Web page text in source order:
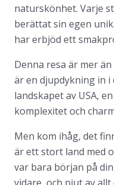
naturskönhet. Varje
berättat sin egen
har erbjöd ett
Denna resa är mer
är en djupdykning in
landskapet av USA,
komplexitet och
Men kom ihåg, det
är ett stort land med
var bara början på